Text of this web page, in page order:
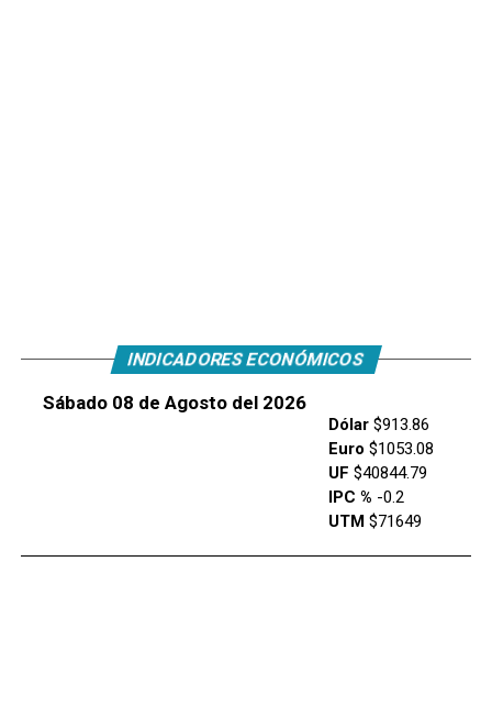
INDICADORES ECONÓMICOS
Sábado 08 de Agosto del 2026
Dólar$913.86
Euro $1053.08
UF $40844.79
IPC % -0.2
UTM $71649